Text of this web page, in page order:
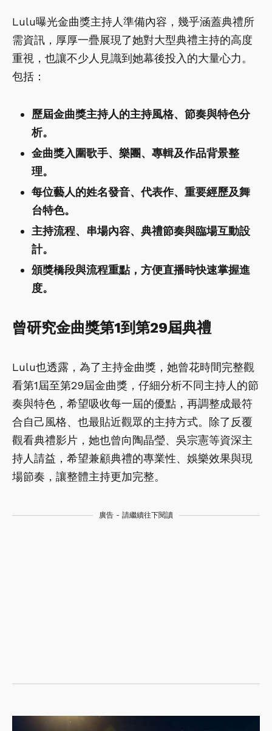
Lulu曝光金曲獎主持人準備內容，幾乎涵蓋典禮所
需資訊，厚厚一疊展現了她對大型典禮主持的高度
重視，也讓不少人見識到她幕後投入的大量心力。
包括：
歷屆金曲獎主持人的主持風格、節奏與特色分
析。
金曲獎入圍歌手、樂團、專輯及作品背景整
理。
每位藝人的姓名發音、代表作、重要經歷及舞
台特色。
主持流程、串場內容、典禮節奏與臨場互動設
計。
頒獎橋段與流程重點，方便直播時快速掌握進
度。
曾研究金曲獎第1到第29屆典禮
Lulu也透露，為了主持金曲獎，她曾花時間完整觀
看第1屆至第29屆金曲獎，仔細分析不同主持人的節
奏與特色，希望吸收每一屆的優點，再調整成最符
合自己風格、也最貼近觀眾的主持方式。除了反覆
觀看典禮影片，她也曾向陶晶瑩、吳宗憲等資深主
持人請益，希望兼顧典禮的專業性、娛樂效果與現
場節奏，讓整體主持更加完整。
廣告 - 請繼續往下閱讀